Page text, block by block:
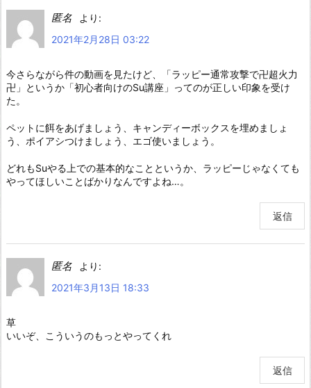
匿名
より:
2021年2月28日 03:22
今さらながら件の動画を見たけど、「ラッピー通常攻撃で卍超火力
卍」というか「初心者向けのSu講座」ってのが正しい印象を受け
た。
ペットに餌をあげましょう、キャンディーボックスを埋めましょ
う、ポイアシつけましょう、エゴ使いましょう。
どれもSuやる上での基本的なことというか、ラッピーじゃなくても
やってほしいことばかりなんですよね…。
返信
匿名
より:
2021年3月13日 18:33
草
いいぞ、こういうのもっとやってくれ
返信